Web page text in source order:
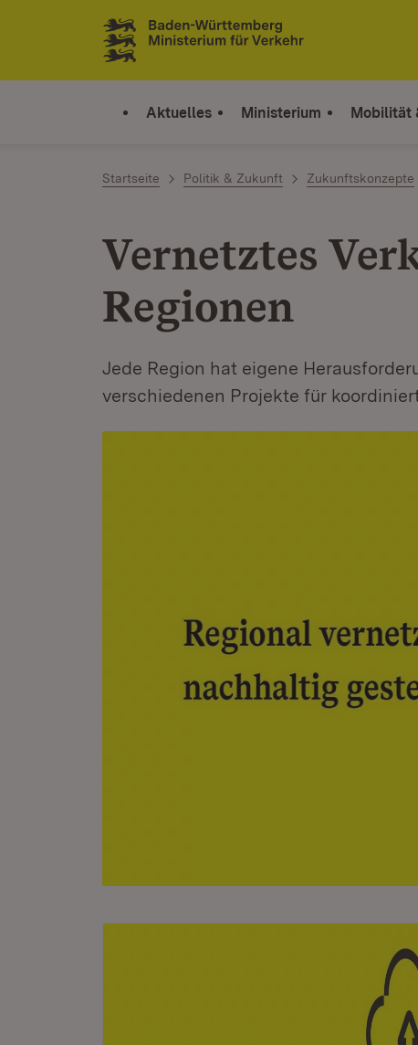
Zum Inhalt springen
Link zur Startseite
Aktuelles Ministerium Mobilität
Startseite Politik & Zukunft Zukunftskonzepte
Vernetztes
Regionen
Jede Region hat eigene
verschiedenen Projekte für